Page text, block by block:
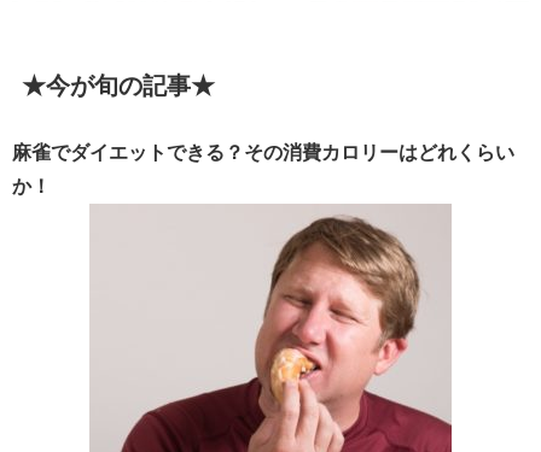
★今が旬の記事★
麻雀でダイエットできる？その消費カロリーはどれくらい
か！